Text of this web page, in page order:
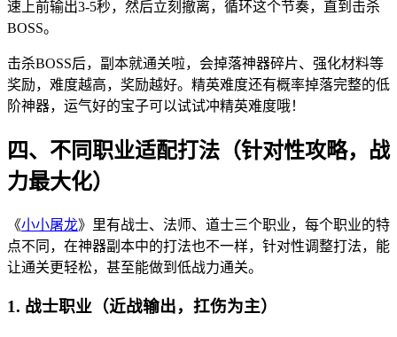
速上前输出3-5秒，然后立刻撤离，循环这个节奏，直到击杀
BOSS。
击杀BOSS后，副本就通关啦，会掉落神器碎片、强化材料等
奖励，难度越高，奖励越好。精英难度还有概率掉落完整的低
阶神器，运气好的宝子可以试试冲精英难度哦！
四、不同职业适配打法（针对性攻略，战
力最大化）
《小小屠龙》里有战士、法师、道士三个职业，每个职业的特
点不同，在神器副本中的打法也不一样，针对性调整打法，能
让通关更轻松，甚至能做到低战力通关。
1. 战士职业（近战输出，扛伤为主）